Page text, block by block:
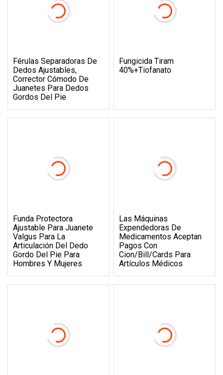
Férulas Separadoras De
Dedos Ajustables,
Corrector Cómodo De
Juanetes Para Dedos
Gordos Del Pie
Fungicida Tiram
40%+Tiofanato
Funda Protectora
Ajustable Para Juanete
Valgus Para La
Articulación Del Dedo
Gordo Del Pie Para
Hombres Y Mujeres
Las Máquinas
Expendedoras De
Medicamentos Aceptan
Pagos Con
Cion/Bill/Cards Para
Artículos Médicos